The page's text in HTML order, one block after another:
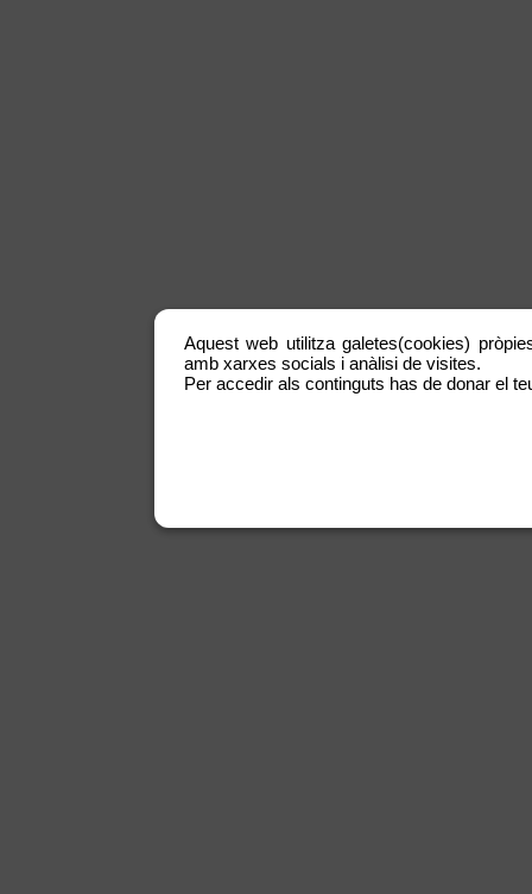
Aquest web utilitza galetes(cookies)
amb xarxes socials i anàlisi de visites.
Per accedir als continguts has de donar el